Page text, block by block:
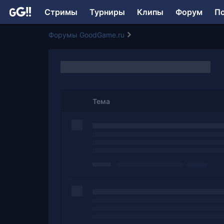
Стримы Турниры Клипы Форум
Форумы GoodGame.ru
Тема